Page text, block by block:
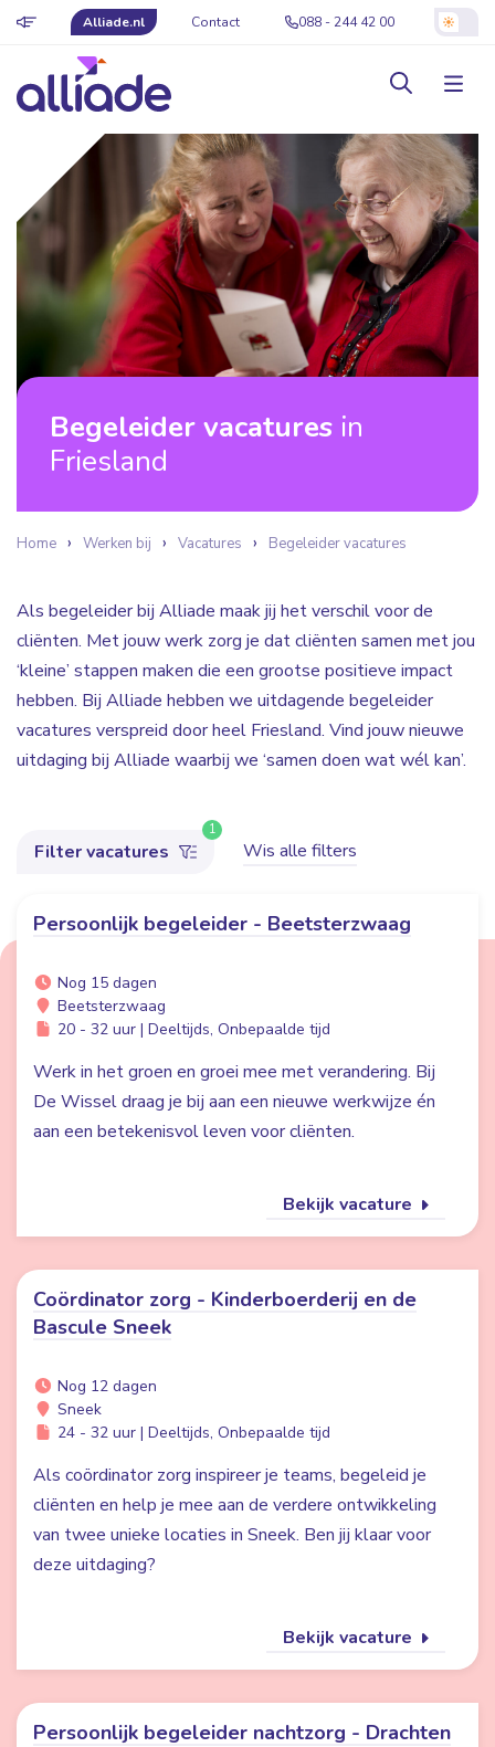
Alliade.nl Contact 088 - 244 42 00
Begeleider vacatures in
Friesland
Home Werken bij Vacatures Begeleider vacatures
Als begeleider bij Alliade maak jij het verschil voor de
cliënten. Met jouw werk zorg je dat cliënten samen met jou
‘kleine’ stappen maken die een grootse positieve impact
hebben. Bij Alliade hebben we uitdagende begeleider
vacatures verspreid door heel Friesland. Vind jouw nieuwe
uitdaging bij Alliade waarbij we ‘samen doen wat wél kan’.
Filter vacatures
1
Wis alle filters
Persoonlijk begeleider - Beetsterzwaag
Nog 15 dagen
Beetsterzwaag
20 - 32 uur | Deeltijds, Onbepaalde tijd
Werk in het groen en groei mee met verandering. Bij
De Wissel draag je bij aan een nieuwe werkwijze én
aan een betekenisvol leven voor cliënten.
Bekijk vacature
Coördinator zorg - Kinderboerderij en de
Bascule Sneek
Nog 12 dagen
Sneek
24 - 32 uur | Deeltijds, Onbepaalde tijd
Als coördinator zorg inspireer je teams, begeleid je
cliënten en help je mee aan de verdere ontwikkeling
van twee unieke locaties in Sneek. Ben jij klaar voor
deze uitdaging?
Bekijk vacature
Persoonlijk begeleider nachtzorg - Drachten